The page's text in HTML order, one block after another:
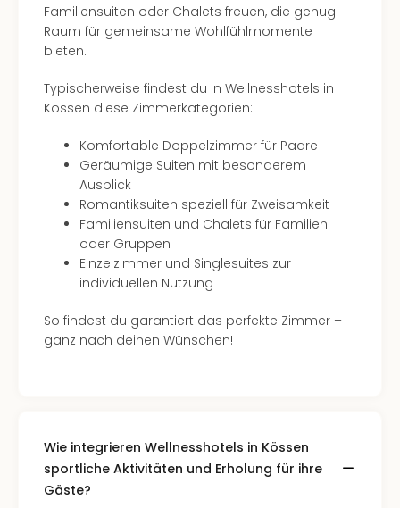
Familiensuiten oder Chalets freuen, die genug
Raum für gemeinsame Wohlfühlmomente
bieten.
Typischerweise findest du in Wellnesshotels in
Kössen diese Zimmerkategorien:
Komfortable Doppelzimmer für Paare
Geräumige Suiten mit besonderem
Ausblick
Romantiksuiten speziell für Zweisamkeit
Familiensuiten und Chalets für Familien
oder Gruppen
Einzelzimmer und Singlesuites zur
individuellen Nutzung
So findest du garantiert das perfekte Zimmer –
ganz nach deinen Wünschen!
Wie integrieren Wellnesshotels in Kössen
sportliche Aktivitäten und Erholung für ihre
Gäste?